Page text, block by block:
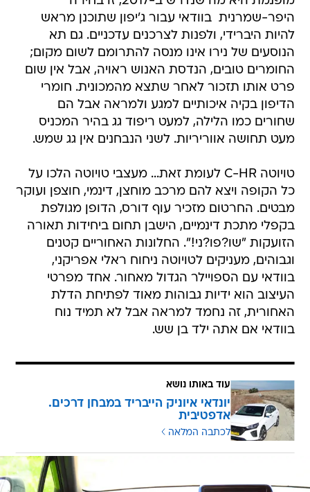
היפר-שמרנית  בוודאי עבור ג'יפון שתוכנן מראש
להיות היברידי, ולפנות לצרכנים עדכניים. גם תא
הנוסעים של נירו אינו מנסה להתרומם לשום מקום;
החומרים טובים, הנדסת האנוש ראויה, אבל אין שום
פרט אותו תזכור לאחר שתצא מהמכונית. חומרי
הדיפון בקיה איכותיים למגע ולמראה אבל הם
שחורים כמו הלילה, למעט ריפוד גג בהיר המכניס
מעט תחושה אווריריות. לשני הנבחנים אין גג שמש.
טויוטה C-HR לעומת זאת... מעצבי טויוטה הלכו על
כל הקופה ויצא להם מרכב מוחצן, דינמי, חוצפן ועוקר
מבטים. החרטום מזכיר עוף דורס, הדופן מגולפת
בקפלי מתכת דינמיים, הישבן תחום ביחידות תאורה
הזועקות "שו?פו?ני!". החלונות האחוריים קטנים
וגבוהים, מעניקים לטויוטה ניחוח ראלי אפריקני,
בוודאי עם הספויילר הגדול מאחור. אחד מפרטי
העיצוב הוא ידיות גבוהות מאוד לפתיחת הדלת
האחורית, זה נחמד למראה אבל לא תמיד נוח 
בוודאי אם אתה ילד בן שש.
עוד באותו נושא
יונדאי איוניק הייבריד במבחן דרכים.
אדפטיבית
לכתבה המלאה